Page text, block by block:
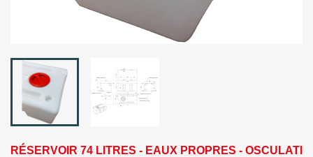
RÉSERVOIR 74 LITRES - EAUX PROPRES - OSCULATI